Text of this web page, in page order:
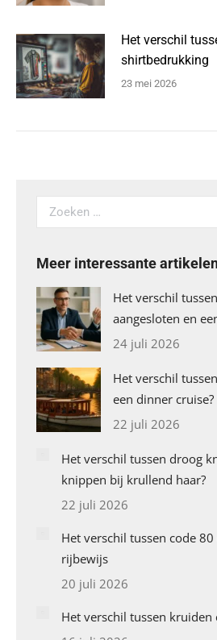
Het verschil
shirtbedrukking
23 mei 2026
Search:
Meer interessante
Het verschil
aangesloten en
24 juli 2026
Het verschil
een dinner cruise?
22 juli 2026
Het verschil tussen droog
knippen bij krullend haar?
22 juli 2026
Het verschil tussen code
rijbewijs
20 juli 2026
Het verschil tussen kruiden